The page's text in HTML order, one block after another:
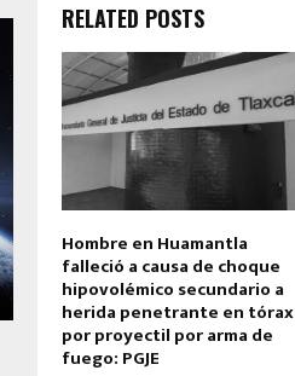
RELATED POSTS
Hombre en Huamantla
falleció a causa de choque
hipovolémico secundario a
herida penetrante en tórax
por proyectil por arma de
fuego: PGJE